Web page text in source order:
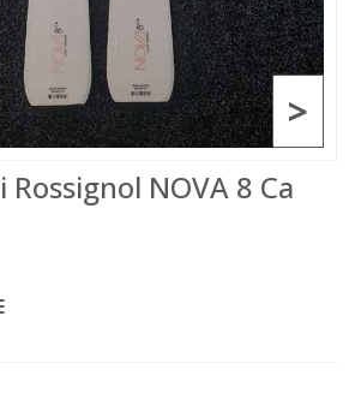
>
NOVA 8 Ca